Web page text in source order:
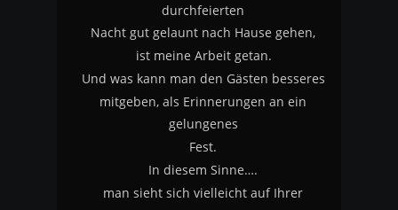
durchfeierten
Nacht gut gelaunt nach Hause gehen,
ist meine Arbeit getan.
Und was kann man den Gästen besseres
mitgeben, als Erinnerungen an ein
gelungenes
Fest.
In diesem Sinne….
man sieht sich vielleicht auf Ihrer